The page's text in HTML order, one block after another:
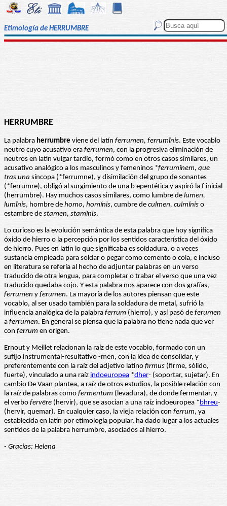
Etimología de HERRUMBRE
HERRUMBRE
La palabra herrumbre viene del latín ferrumen, ferrumĭnis. Este vocablo
neutro cuyo acusativo era ferrumen, con la progresiva eliminación de
neutros en latín vulgar tardío, formó como en otros casos similares, un
acusativo analógico a los masculinos y femeninos *ferrumĭnem, que
tras una síncopa (*ferrumne), y disimilación del grupo de sonantes
(*ferrumre), obligó al surgimiento de una b epentética y aspiró la f inicial
(herrumbre). Hay muchos casos similares, como lumbre de lumen,
lumĭnis, hombre de homo, homĭnis, cumbre de culmen, culmĭnis o
estambre de stamen, stamĭnis.
Lo curioso es la evolución semántica de esta palabra que hoy significa
óxido de hierro o la percepción por los sentidos característica del óxido
de hierro. Pues en latín lo que significaba es soldadura, o a veces
sustancia empleada para soldar o pegar como cemento o cola, e incluso
en literatura se refería al hecho de adjuntar palabras en un verso
traducido de otra lengua, para completar o trabar el verso que una vez
traducido quedaba cojo. Y esta palabra nos aparece con dos grafías,
ferrumen y ferumen. La mayoría de los autores piensan que este
vocablo, al ser usado también para la soldadura de metal, sufrió la
influencia analógica de la palabra ferrum (hierro), y así pasó de ferumen
a ferrumen. En general se piensa que la palabra no tiene nada que ver
con ferrum en origen.
Ernout y Meillet relacionan la raíz de este vocablo, formado con un
sufijo instrumental-resultativo -men, con la idea de consolidar, y
preferentemente con la raíz del adjetivo latino firmus (firme, sólido,
fuerte), vinculado a una raíz indoeuropea *dher- (soportar, sujetar). En
cambio De Vaan plantea, a raíz de otros estudios, la posible relación con
la raíz de palabras como fermentum (levadura), de donde fermentar, y
el verbo fervēre (hervir), que se asocian a una raíz indoeuropea *bhreu-
(hervir, quemar). En cualquier caso, la vieja relación con ferrum, ya
establecida en latín por etimología popular, ha dado lugar a los actuales
sentidos de la palabra herrumbre, asociados al hierro.
- Gracias: Helena